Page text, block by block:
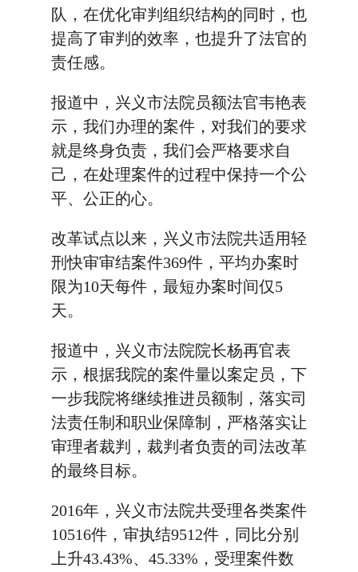
队，在优化审判组织结构的同时，也
提高了审判的效率，也提升了法官的
责任感。
报道中，兴义市法院员额法官韦艳表
示，我们办理的案件，对我们的要求
就是终身负责，我们会严格要求自
己，在处理案件的过程中保持一个公
平、公正的心。
改革试点以来，兴义市法院共适用轻
刑快审审结案件369件，平均办案时
限为10天每件，最短办案时间仅5
天。
报道中，兴义市法院院长杨再官表
示，根据我院的案件量以案定员，下
一步我院将继续推进员额制，落实司
法责任制和职业保障制，严格落实让
审理者裁判，裁判者负责的司法改革
的最终目标。
2016年，兴义市法院共受理各类案件
10516件，审执结9512件，同比分别
上升43.43%、45.33%，受理案件数